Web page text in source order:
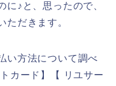
に♪と、思ったので、
ただきます。
い方法について調べ
カード】【 リユサー